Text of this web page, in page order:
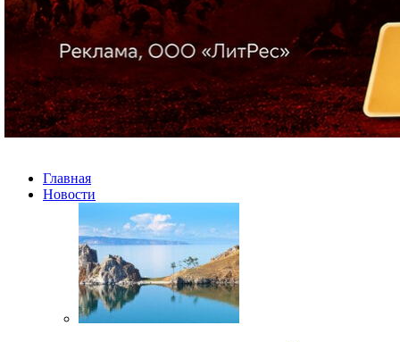
Главная
Новости